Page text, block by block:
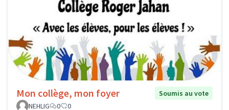
Mon collège, mon foyer
Soumis au vote
NEHLIG
0 0